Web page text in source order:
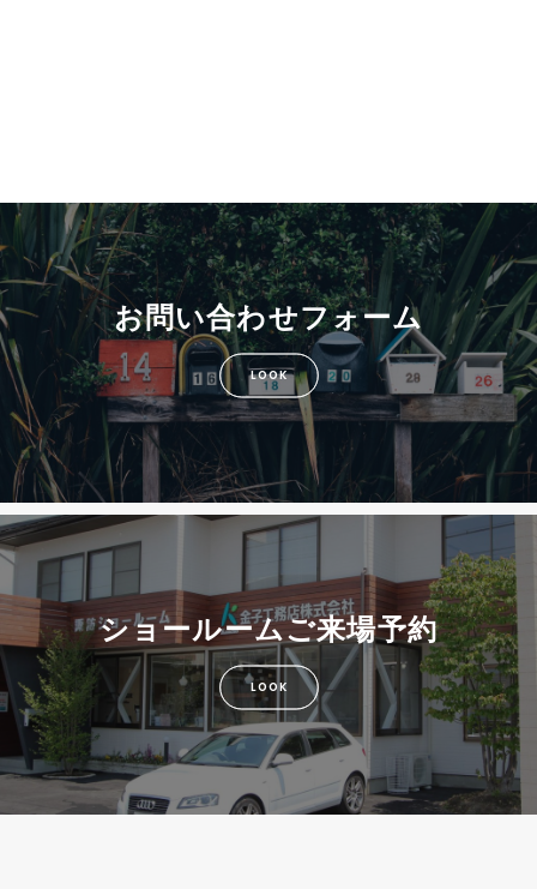
お問い合わせフォーム
LOOK
ショールームご来場予約
LOOK